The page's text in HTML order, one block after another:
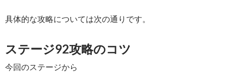
具体的な攻略については次の通りです。
ステージ92攻略のコツ
今回のステージから